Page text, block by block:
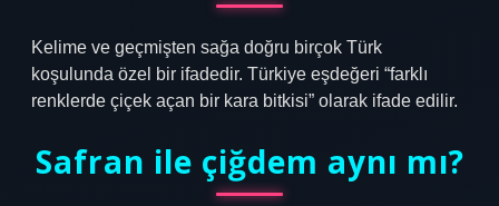
Kelime ve geçmişten sağa doğru birçok Türk
koşulunda özel bir ifadedir. Türkiye eşdeğeri “farklı
renklerde çiçek açan bir kara bitkisi” olarak ifade edilir.
Safran ile çiğdem aynı mı?